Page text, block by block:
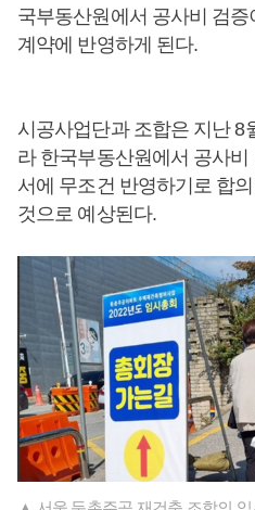
국부동산원에서 공사비 검
계약에 반영하게 된다.
시공사업단과 조합은 지난 8
라 한국부동산원에서 공사
서에 무조건 반영하기로 합
것으로 예상된다.